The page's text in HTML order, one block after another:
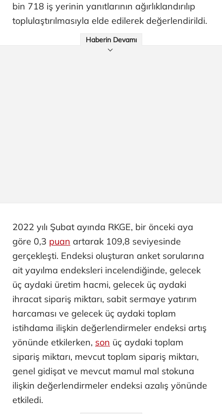
bin 718 iş yerinin yanıtlarının ağırlıklandırılıp
toplulaştırılmasıyla elde edilerek değerlendirildi.
Haberin Devamı
2022 yılı Şubat ayında RKGE, bir önceki aya
göre 0,3 puan artarak 109,8 seviyesinde
gerçekleşti. Endeksi oluşturan anket sorularına
ait yayılma endeksleri incelendiğinde, gelecek
üç aydaki üretim hacmi, gelecek üç aydaki
ihracat sipariş miktarı, sabit sermaye yatırım
harcaması ve gelecek üç aydaki toplam
istihdama ilişkin değerlendirmeler endeksi artış
yönünde etkilerken, son üç aydaki toplam
sipariş miktarı, mevcut toplam sipariş miktarı,
genel gidişat ve mevcut mamul mal stokuna
ilişkin değerlendirmeler endeksi azalış yönünde
etkiledi.